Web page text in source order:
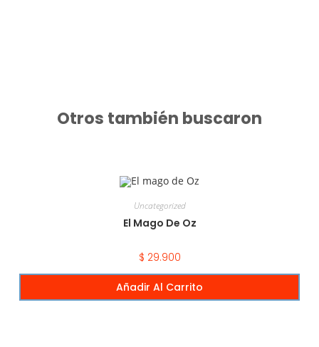
Otros también buscaron
Uncategorized
El Mago De Oz
$ 29.900
Añadir Al Carrito